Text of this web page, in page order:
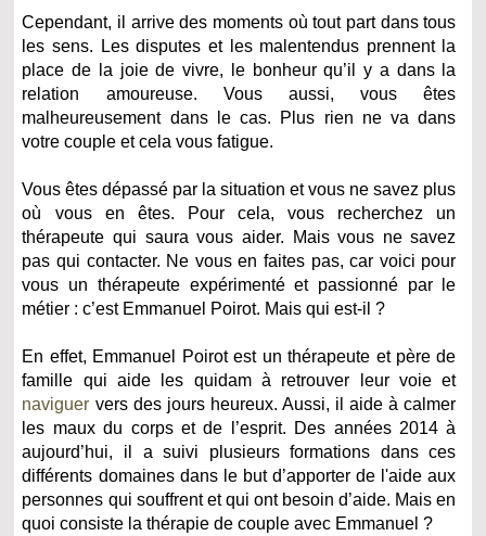
Cependant, il arrive des moments où tout part dans tous
les sens. Les disputes et les malentendus prennent la
place de la joie de vivre, le bonheur qu’il y a dans la
relation amoureuse. Vous aussi, vous êtes
malheureusement dans le cas. Plus rien ne va dans
votre couple et cela vous fatigue.
Vous êtes dépassé par la situation et vous ne savez plus
où vous en êtes. Pour cela, vous recherchez un
thérapeute qui saura vous aider. Mais vous ne savez
pas qui contacter. Ne vous en faites pas, car voici pour
vous un thérapeute expérimenté et passionné par le
métier : c’est Emmanuel Poirot. Mais qui est-il ?
En effet, Emmanuel Poirot est un thérapeute et père de
famille qui aide les quidam à retrouver leur voie et
naviguer vers des jours heureux. Aussi, il aide à calmer
les maux du corps et de l’esprit. Des années 2014 à
aujourd’hui, il a suivi plusieurs formations dans ces
différents domaines dans le but d’apporter de l'aide aux
personnes qui souffrent et qui ont besoin d’aide. Mais en
quoi consiste la thérapie de couple avec Emmanuel ?